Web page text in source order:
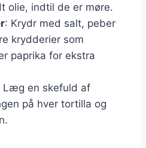
olie, indtil de er møre.
: Krydr med salt, peber
krydderier som
paprika for ekstra
Læg en skefuld af
på hver tortilla og